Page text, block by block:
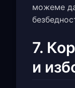
можеме
7.
и